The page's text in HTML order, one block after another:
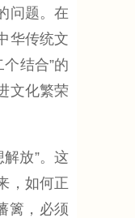
问题。在
华传统文
结合”的
文化繁荣
放”。这
，如何正
篱，必须